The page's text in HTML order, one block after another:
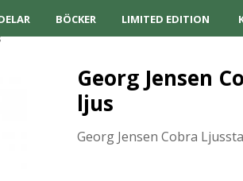
BÖCKER LIMITED EDITION
Georg Jensen
ljus
Georg Jensen Cobra